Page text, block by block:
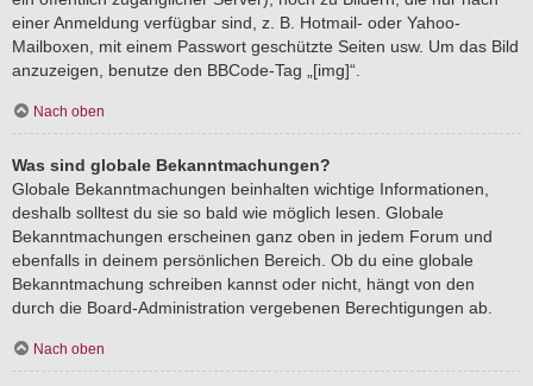
einer Anmeldung verfügbar sind, z. B. Hotmail- oder Yahoo-
Mailboxen, mit einem Passwort geschützte Seiten usw. Um das Bild
anzuzeigen, benutze den BBCode-Tag „[img]“.
Nach oben
Was sind globale Bekanntmachungen?
Globale Bekanntmachungen beinhalten wichtige Informationen,
deshalb solltest du sie so bald wie möglich lesen. Globale
Bekanntmachungen erscheinen ganz oben in jedem Forum und
ebenfalls in deinem persönlichen Bereich. Ob du eine globale
Bekanntmachung schreiben kannst oder nicht, hängt von den
durch die Board-Administration vergebenen Berechtigungen ab.
Nach oben